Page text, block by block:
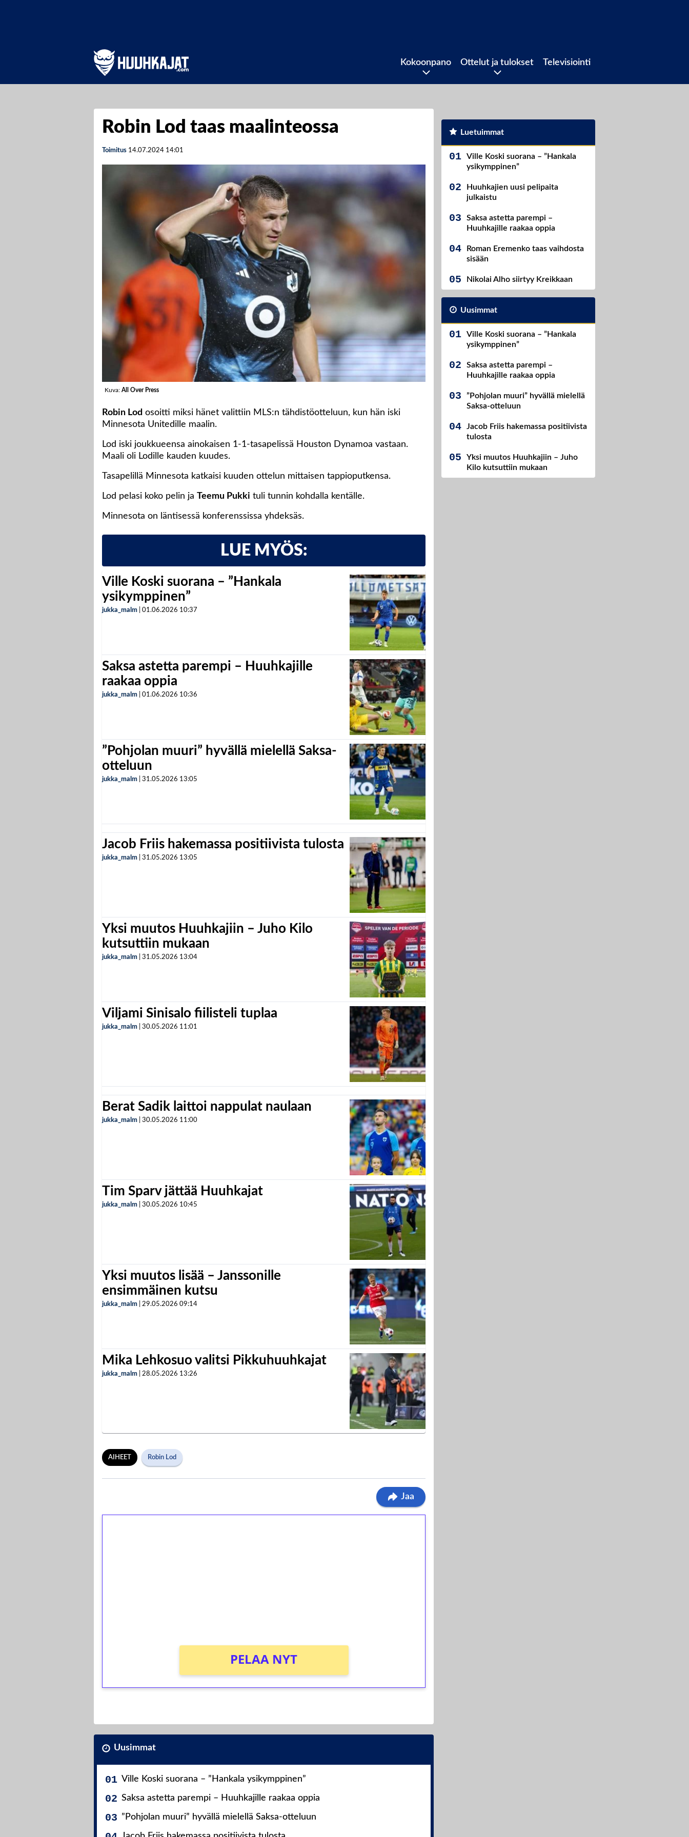
Kokoonpano Ottelut ja tulokset Televisiointi
Robin Lod taas maalinteossa
Toimitus 14.07.2024 14:01
Kuva: All Over Press
Robin Lod osoitti miksi hänet valittiin MLS:n tähdistöotteluun, kun hän iski
Minnesota Unitedille maalin.
Lod iski joukkueensa ainokaisen 1-1-tasapelissä Houston Dynamoa vastaan.
Maali oli Lodille kauden kuudes.
Tasapelillä Minnesota katkaisi kuuden ottelun mittaisen tappioputkensa.
Lod pelasi koko pelin ja Teemu Pukki tuli tunnin kohdalla kentälle.
Minnesota on läntisessä konferenssissa yhdeksäs.
LUE MYÖS:
Ville Koski suorana – ”Hankala
ysikymppinen”
jukka_malm 01.06.2026 10:37
Saksa astetta parempi – Huuhkajille
raakaa oppia
jukka_malm 01.06.2026 10:36
”Pohjolan muuri” hyvällä mielellä Saksa-
otteluun
jukka_malm 31.05.2026 13:05
Jacob Friis hakemassa positiivista tulosta
jukka_malm 31.05.2026 13:05
Yksi muutos Huuhkajiin – Juho Kilo
kutsuttiin mukaan
jukka_malm 31.05.2026 13:04
Viljami Sinisalo fiilisteli tuplaa
jukka_malm 30.05.2026 11:01
Berat Sadik laittoi nappulat naulaan
jukka_malm 30.05.2026 11:00
Tim Sparv jättää Huuhkajat
jukka_malm 30.05.2026 10:45
Yksi muutos lisää – Janssonille
ensimmäinen kutsu
jukka_malm 29.05.2026 09:14
Mika Lehkosuo valitsi Pikkuhuuhkajat
jukka_malm 28.05.2026 13:26
AIHEET Robin Lod
Jaa
PELAA NYT
Uusimmat
Ville Koski suorana – ”Hankala ysikymppinen”
Saksa astetta parempi – Huuhkajille raakaa oppia
”Pohjolan muuri” hyvällä mielellä Saksa-otteluun
Luetuimmat
Ville Koski suorana – ”Hankala
ysikymppinen”
Huuhkajien uusi pelipaita
julkaistu
Saksa astetta parempi –
Huuhkajille raakaa oppia
Roman Eremenko taas vaihdosta
sisään
Nikolai Alho siirtyy Kreikkaan
Uusimmat
Ville Koski suorana – ”Hankala
ysikymppinen”
Saksa astetta parempi –
Huuhkajille raakaa oppia
”Pohjolan muuri” hyvällä mielellä
Saksa-otteluun
Jacob Friis hakemassa positiivista
tulosta
Yksi muutos Huuhkajiin – Juho
Kilo kutsuttiin mukaan